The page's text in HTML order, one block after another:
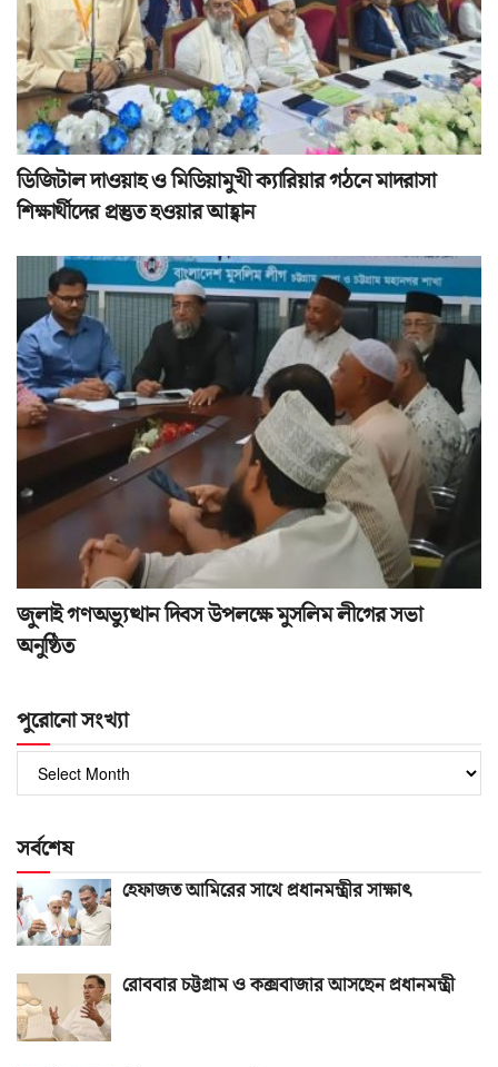
ডিজিটাল দাওয়াহ ও মিডিয়ামুখী ক্যারিয়ার গঠনে মাদরাসা
শিক্ষার্থীদের প্রস্তুত হওয়ার আহ্বান
জুলাই গণঅভ্যুত্থান দিবস উপলক্ষে মুসলিম লীগের সভা
অনুষ্ঠিত
পুরোনো সংখ্যা
সংখ্যা
সর্বশেষ
হেফাজত আমিরের সাথে প্রধানমন্ত্রীর সাক্ষাৎ
রোববার চট্টগ্রাম ও কক্সবাজার আসছেন প্রধানমন্ত্রী